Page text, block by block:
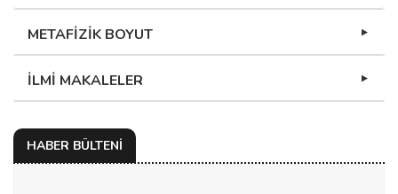
METAFİZİK BOYUT
İLMİ MAKALELER
HABER BÜLTENİ